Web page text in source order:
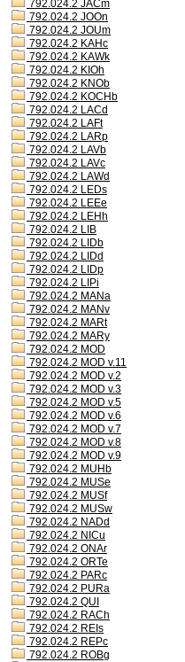
792.024.2 JACm
792.024.2 JOOn
792.024.2 JOUm
792.024.2 KAHc
792.024.2 KAWk
792.024.2 KIOh
792.024.2 KNOb
792.024.2 KOCHb
792.024.2 LACd
792.024.2 LAFt
792.024.2 LARp
792.024.2 LAVb
792.024.2 LAVc
792.024.2 LAWd
792.024.2 LEDs
792.024.2 LEEe
792.024.2 LEHh
792.024.2 LIB
792.024.2 LIDb
792.024.2 LIDd
792.024.2 LIDp
792.024.2 LIPi
792.024.2 MANa
792.024.2 MANv
792.024.2 MARt
792.024.2 MARy
792.024.2 MOD
792.024.2 MOD v.11
792.024.2 MOD v.2
792.024.2 MOD v.3
792.024.2 MOD v.5
792.024.2 MOD v.6
792.024.2 MOD v.7
792.024.2 MOD v.8
792.024.2 MOD v.9
792.024.2 MUHb
792.024.2 MUSe
792.024.2 MUSf
792.024.2 MUSw
792.024.2 NADd
792.024.2 NICu
792.024.2 ONAr
792.024.2 ORTe
792.024.2 PARc
792.024.2 PURa
792.024.2 QUI
792.024.2 RACh
792.024.2 REIs
792.024.2 REPc
792.024.2 ROBg